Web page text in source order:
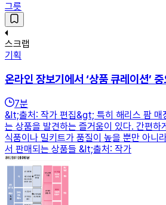
그릇
스크랩
기획
온라인 장보기에서 ‘상품 큐레이션’
7분
&lt;출처: 작가 편집&gt; 특히 해리스 팜 매
는 상품을 발견하는 즐거움이 있다. 간편하
식품이나 밀키트가 품질이 높을 뿐만 아니
서 판매되는 상품들 &lt;출처: 작가